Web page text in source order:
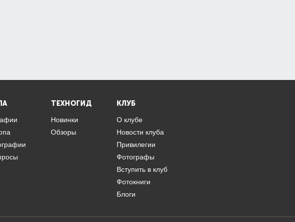
ТЕХНОГИД
Новинки
Обзоры
КЛУБ
О клубе
Новости клуба
Привилегии
Фотографы
Вступить в клуб
Фотокниги
Блоги